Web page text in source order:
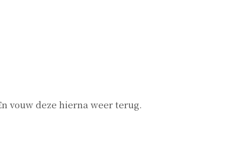
vouw deze hierna weer terug.